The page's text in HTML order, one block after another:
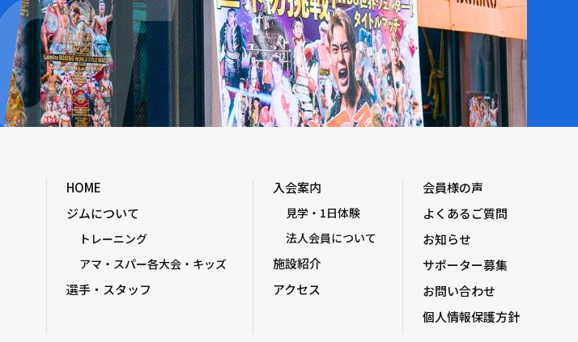
HOME
ジムについて
トレーニング
アマ・スパー各大会・キッズ
選手・スタッフ
入会案内
見学・1日体験
法人会員について
施設紹介
アクセス
会員様の声
よくあるご質問
お知らせ
サポーター募集
お問い合わせ
個人情報保護方針